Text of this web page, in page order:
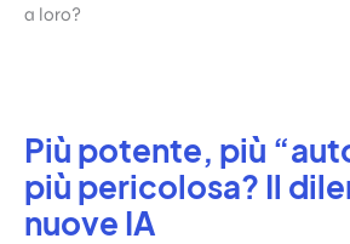
a loro?
Più potente, più
più pericolosa? Il
nuove IA